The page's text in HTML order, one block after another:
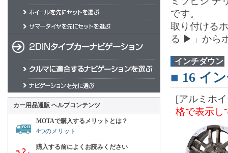
カー用品通販 ヘルプコンテンツ
MOTAで購入するメリットとは？
4つのメリット
購入する前によくお読みください
です。
取り付ける
る ▶」から
インチダウン
■ 16 イ
[アルミホ
格で表示し